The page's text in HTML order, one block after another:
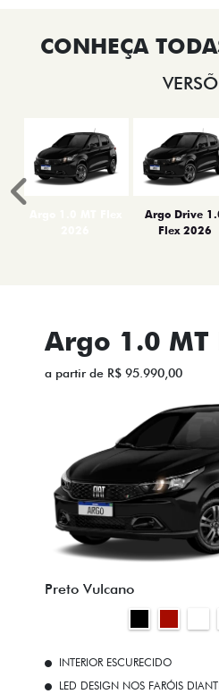
Argo Drive
Flex 2026
Anterior
Argo 1.0 MT
a partir de R$ 95.990,00
Preto Vulcano
INTERIOR ESCURECIDO
LED DESIGN NOS FARÓIS